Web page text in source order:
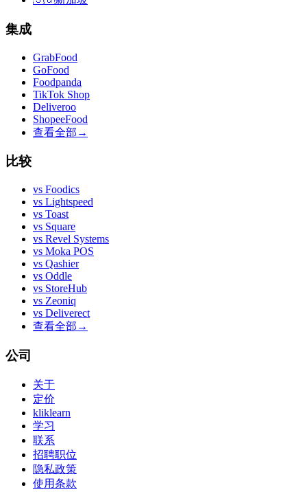
集成
GrabFood
GoFood
Foodpanda
TikTok Shop
Deliveroo
ShopeeFood
查看全部 →
比较
vs Foodics
vs Lightspeed
vs Toast
vs Square
vs Revel Systems
vs Moka POS
vs Qashier
vs Oddle
vs StoreHub
vs Zeoniq
vs Deliverect
查看全部 →
公司
关于
定价
kliklearn
学习
联系
招聘职位
隐私政策
使用条款